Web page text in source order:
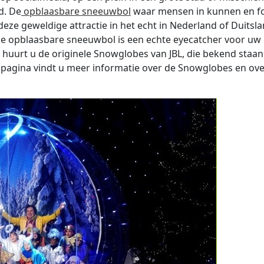
De opblaasbare sneeuwbol waar mensen in kunnen en
geweldige attractie in het echt in Nederland of
opblaasbare sneeuwbol is een echte eyecatcher voor uw
u de originele Snowglobes van JBL, die bekend
vindt u meer informatie over de Snowglobes en